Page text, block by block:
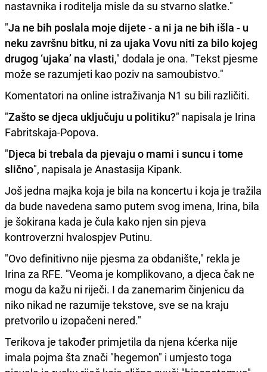
nastavnika i roditelja misle da su stvarno slatke."
"Ja ne bih poslala moje dijete - a ni ja ne bih išla - u
neku završnu bitku, ni za ujaka Vovu niti za bilo kojeg
drugog ‘ujaka’ na vlasti," dodala je ona. "Tekst pjesme
može se razumjeti kao poziv na samoubistvo."
Komentatori na online istraživanja N1 su bili različiti.
"Zašto se djeca uključuju u politiku?" napisala je Irina
Fabritskaja-Popova.
"Djeca bi trebala da pjevaju o mami i suncu i tome
slično", napisala je Anastasija Kipank.
Još jedna majka koja je bila na koncertu i koja je tražila
da bude navedena samo putem svog imena, Irina, bila
je šokirana kada je čula kako njen sin pjeva
kontroverzni hvalospjev Putinu.
"Ovo definitivno nije pjesma za obdanište," rekla je
Irina za RFE. "Veoma je komplikovano, a djeca čak ne
mogu da kažu ni riječi. I da zanemarim činjenicu da
niko nikad ne razumije tekstove, sve se na kraju
pretvorilo u izopačeni nered."
Terikova je također primjetila da njena kćerka nije
imala pojma šta znači "hegemon" i umjesto toga